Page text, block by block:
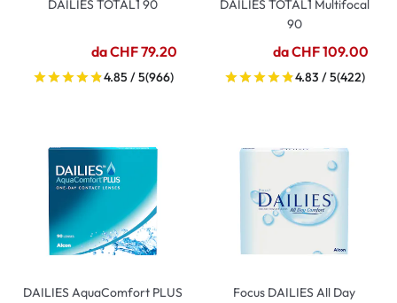
DAILIES TOTAL1 90
da CHF 79.20
4.85 / 5(966)
DAILIES TOTAL1 Multifocal
90
da CHF 109.00
4.83 / 5(422)
DAILIES AquaComfort PLUS
Focus DAILIES All Day